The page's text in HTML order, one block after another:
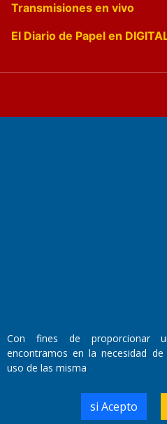
Transmisiones en vivo
El Diario de Papel en
Domicilio Legal: José Ingenieros 855,
Santa Rosa, La Pampa.
RL-2019-55551274-APN-DNDA#MJ
Con fines de proporcionar
encontramos en la necesidad
uso de las misma
si Acepto